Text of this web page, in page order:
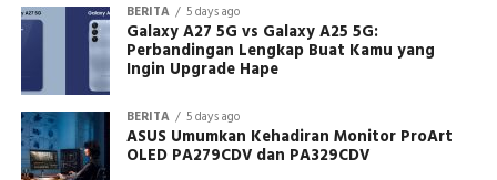
BERITA 5 days ago
Galaxy A27 5G vs Galaxy A25 5G:
Perbandingan Lengkap Buat Kamu yang
Ingin Upgrade Hape
BERITA 5 days ago
ASUS Umumkan Kehadiran Monitor ProArt
OLED PA279CDV dan PA329CDV